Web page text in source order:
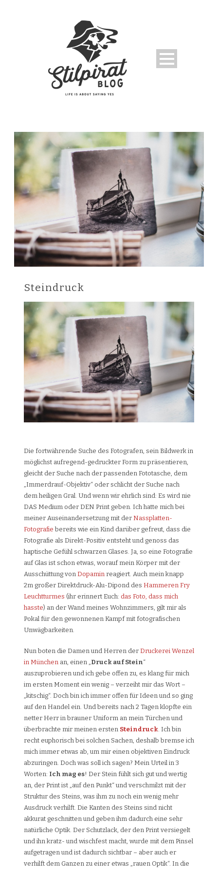
Steindruck
Die fortwährende Suche des Fotografen, sein Bildwerk in
möglichst aufregend-gedruckter Form zu präsentieren,
gleicht der Suche nach der passenden Fototasche, dem
„Immerdrauf-Objektiv“ oder schlicht der Suche nach
dem heiligen Gral. Und wenn wir ehrlich sind: Es wird nie
DAS Medium oder DEN Print geben. Ich hatte mich bei
meiner Auseinandersetzung mit der Nassplatten-
Fotografie bereits wie ein Kind darüber gefreut, dass die
Fotografie als Direkt-Positiv entsteht und genoss das
haptische Gefühl schwarzen Glases. Ja, so eine Fotografie
auf Glas ist schon etwas, worauf mein Körper mit der
Ausschüttung von Dopamin reagiert. Auch mein knapp
2m großer Direktdruck-Alu-Dipond des Hammeren Fry
Leuchtturmes (ihr erinnert Euch: das Foto, dass mich
hasste) an der Wand meines Wohnzimmers, gilt mir als
Pokal für den gewonnenen Kampf mit fotografischen
Unwägbarkeiten.
Nun boten die Damen und Herren der Druckerei Wenzel
in München an, einen „Druck auf Stein“
auszuprobieren und ich gebe offen zu, es klang für mich
im ersten Moment ein wenig – verzeiht mir das Wort –
„kitschig“. Doch bin ich immer offen für Ideen und so ging
auf den Handel ein. Und bereits nach 2 Tagen klopfte ein
netter Herr in brauner Uniform an mein Türchen und
überbrachte mir meinen ersten Steindruck. Ich bin
recht euphorisch bei solchen Sachen, deshalb bremse ich
mich immer etwas ab, um mir einen objektiven Eindruck
abzuringen. Doch was soll ich sagen? Mein Urteil in 3
Worten: Ich mag es! Der Stein fühlt sich gut und wertig
an, der Print ist „auf den Punkt“ und verschmilzt mit der
Struktur des Steins, was ihm zu noch ein wenig mehr
Ausdruck verhilft. Die Kanten des Steins sind nicht
akkurat geschnitten und geben ihm dadurch eine sehr
natürliche Optik. Der Schutzlack, der den Print versiegelt
und ihn kratz- und wischfest macht, wurde mit dem Pinsel
aufgetragen und ist dadurch sichtbar – aber auch er
verhilft dem Ganzen zu einer etwas „rauen Optik“. In die